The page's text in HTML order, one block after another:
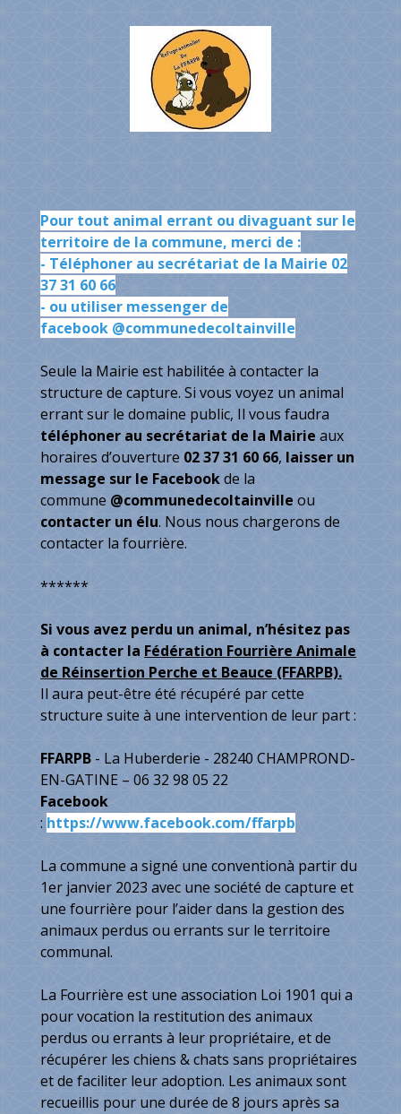
Pour tout animal errant ou divaguant sur le
territoire de la commune, merci de :
- Téléphoner au secrétariat de la Mairie 02
37 31 60 66
- ou utiliser messenger de
facebook @communedecoltainville
Seule la Mairie est habilitée à contacter la
structure de capture. Si vous voyez un animal
errant sur le domaine public, Il vous faudra
téléphoner au secrétariat de la Mairie aux
horaires d’ouverture 02 37 31 60 66, laisser un
message sur le Facebookde la
commune @communedecoltainville ou
contacter un élu. Nous nous chargerons de
contacter la fourrière.
******
Si vous avez perdu un animal, n’hésitez pas
à contacter la Fédération Fourrière Animale
de Réinsertion Perche et Beauce (FFARPB).
Il aura peut-être été récupéré par cette
structure suite à une intervention de leur part :
FFARPB - La Huberderie - 28240 CHAMPROND-
EN-GATINE – 06 32 98 05 22
Facebook
: https://www.facebook.com/ffarpb
La commune a signé une conventionà partir du
1er janvier 2023 avec une société de capture et
une fourrière pour l’aider dans la gestion des
animaux perdus ou errants sur le territoire
communal.
La Fourrière est une association Loi 1901 qui a
pour vocation la restitution des animaux
perdus ou errants à leur propriétaire, et de
récupérer les chiens & chats sans propriétaires
et de faciliter leur adoption. Les animaux sont
recueillis pour une durée de 8 jours après sa